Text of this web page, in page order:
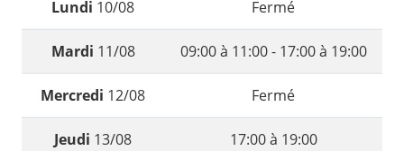
Lundi 10/08 Fermé
Mardi 11/08 09:00 à 11:00 - 17:00 à 19:00
Mercredi 12/08 Fermé
Jeudi 13/08 17:00 à 19:00